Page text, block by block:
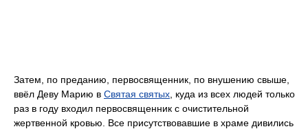
Затем, по преданию, первосвященник, по внушению свыше,
ввёл Деву Марию в Святая святых , куда из всех людей только
раз в году входил первосвященник с очистительной
жертвенной кровью. Все присутствовавшие в храме дивились